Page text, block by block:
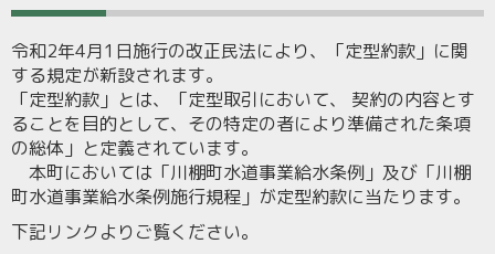
令和2年4月1日施行の改正民法により、「定型約款」に関
する規定が新設されます。
「定型約款」とは、「定型取引において、 契約の内容とす
ることを目的として、その特定の者により準備された条項
の総体」と定義されています。
本町においては「川棚町水道事業給水条例」及び「川棚
町水道事業給水条例施行規程」が定型約款に当たります。
下記リンクよりご覧ください。